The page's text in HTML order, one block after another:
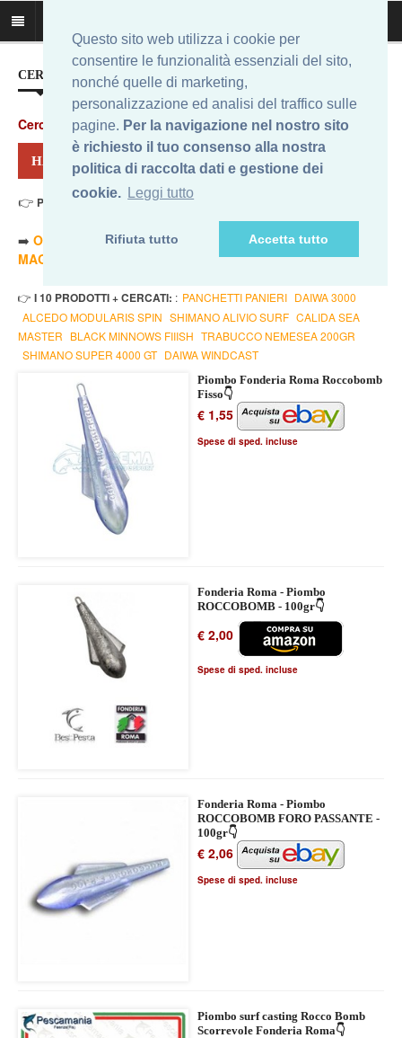
Questo sito web utilizza i cookie per
consentire le funzionalità essenziali del sito,
nonché quelle di marketing,
personalizzazione ed analisi del traffico sulle
pagine. Per la navigazione nel nostro sito
è richiesto il tuo consenso alla nostra
politica di raccolta dati e gestione dei
cookie. Leggi tutto
Rifiuta tutto Accetta tutto
CERCA IL MIGLIOR PREZZO...
Cerca
HAI CERCATO: ROCCOBOMB 100GR
👉 Prezzo Min. 1,55 Eur - Prezzo Max 5,34 Eur
➡️ ORDINA PER PREZZO MINORE
ORDINA PER PREZZO
MAGGIORE
- 🔥TUTTI
👉 I 10 PRODOTTI + CERCATI: : PANCHETTI PANIERI DAIWA 3000
ALCEDO MODULARIS SPIN SHIMANO ALIVIO SURF CALIDA SEA
MASTER BLACK MINNOWS FIIISH TRABUCCO NEMESEA 200GR
SHIMANO SUPER 4000 GT DAIWA WINDCAST
Piombo Fonderia Roma Roccobomb
Fisso👇
€ 1,55
Spese di sped. incluse
Fonderia Roma - Piombo
ROCCOBOMB - 100gr👇
€ 2,00
Spese di sped. incluse
Fonderia Roma - Piombo
ROCCOBOMB FORO PASSANTE -
100gr👇
€ 2,06
Spese di sped. incluse
Piombo surf casting Rocco Bomb
Scorrevole Fonderia Roma👇